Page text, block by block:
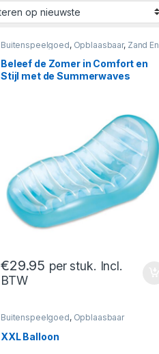
Buitenspeelgoed, Opblaasbaar, Zand En
Beleef de Zomer in Comfort en
Stijl met de Summerwaves
€29.95 per stuk. Incl.
BTW
Buitenspeelgoed, Opblaasbaar
XXL Balloon